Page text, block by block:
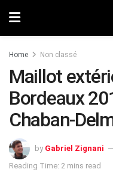
Home Non classé
Maillot
Bordeaux
Chaban-
by Gabriel Zignani
Reading Time: 2 mins read